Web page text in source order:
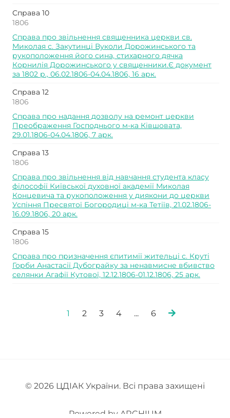
Справа 10
1806
Справа про звільнення священника церкви св.
Миколая с. Закутинці Вуколи Дорожинського та
рукоположення його сина, стихарного дячка
Корнилія Дорожинського у священники.Є документ
за 1802 р., 06.02.1806-04.04.1806, 16 арк.
Справа 12
1806
Справа про надання дозволу на ремонт церкви
Преображення Господнього м-ка Ківшовата,
29.01.1806-04.04.1806, 7 арк.
Справа 13
1806
Справа про звільнення від навчання студента класу
філософії Київської духовної академії Миколая
Концевича та рукоположення у диякони до церкви
Успіння Пресвятої Богородиці м-ка Тетіїв, 21.02.1806-
16.09.1806, 20 арк.
Справа 15
1806
Справа про призначення єпитимії жительці с. Круті
Горби Анастасії Дубограйку за ненавмисне вбивство
селянки Агафії Кутової, 12.12.1806-01.12.1806, 25 арк.
1 2 3 4 ... 6
© 2026 ЦДІАК України. Всі права захищені
Powered by ARCHIUM